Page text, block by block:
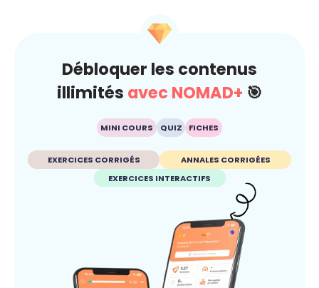
national...
Débloquer les contenus
illimités avec NOMAD+ 🎯
MINI COURS QUIZ FICHES
EXERCICES CORRIGÉS
ANNALES CORRIGÉES
EXERCICES INTERACTIFS